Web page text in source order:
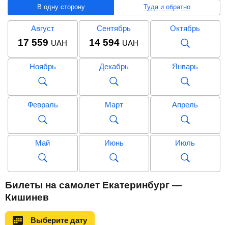
В одну сторону Туда и обратно
Август
17 559 UAH
Сентябрь
14 594 UAH
Октябрь
Ноябрь Декабрь Январь
Февраль Март Апрель
Май Июнь Июль
Сентябрь
Ноябрь
Билеты на самолет Екатеринбург —
Кишинев
Выберите дату